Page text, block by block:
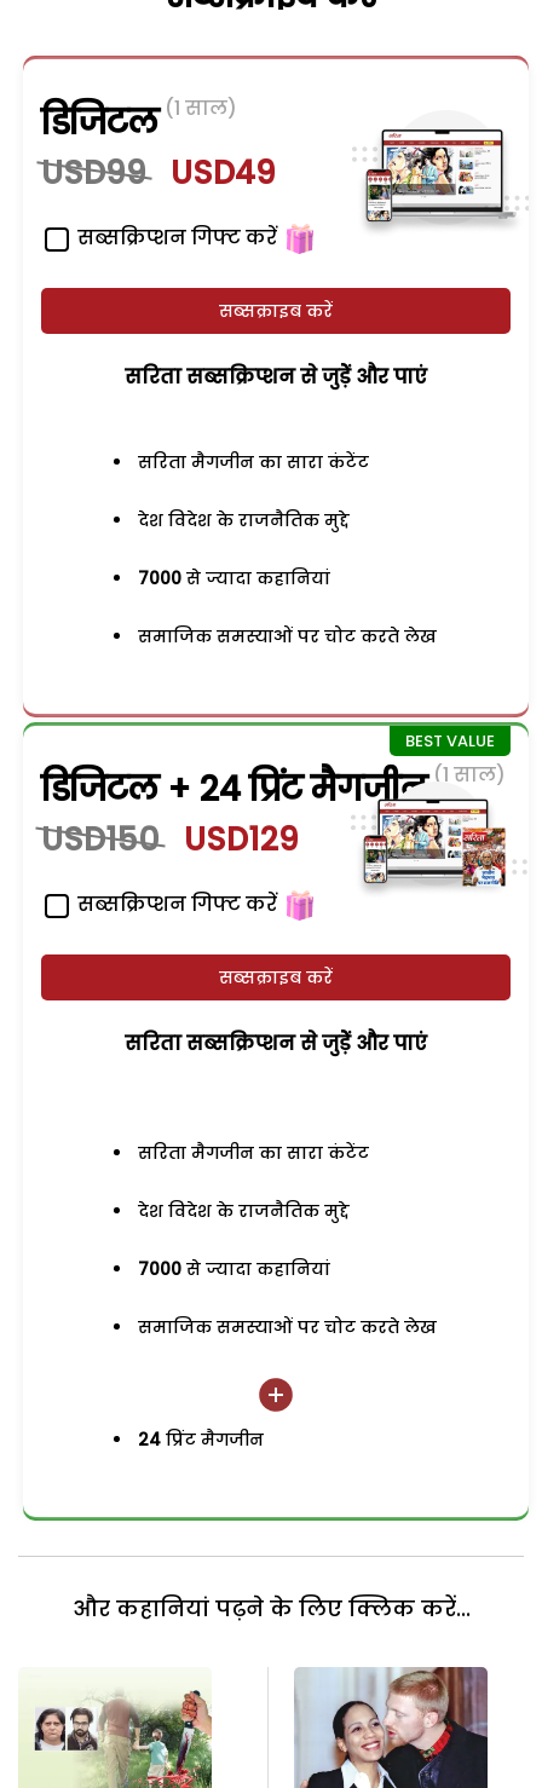
डिजिटल (1 साल)
USD99 USD49
सब्सक्रिप्शन गिफ्ट करें
सब्सक्राइब करें
सरिता सब्सक्रिप्शन से जुड़ेें और पाएं
सरिता मैगजीन का सारा कंटेंट
देश विदेश के राजनैतिक मुद्दे
7000 से ज्यादा कहानियां
समाजिक समस्याओं पर चोट करते लेख
डिजिटल + 24 प्रिंट मैगजीन (1 साल)
USD150 USD129
सब्सक्रिप्शन गिफ्ट करें
सब्सक्राइब करें
सरिता सब्सक्रिप्शन से जुड़ेें और पाएं
सरिता मैगजीन का सारा कंटेंट
देश विदेश के राजनैतिक मुद्दे
7000 से ज्यादा कहानियां
समाजिक समस्याओं पर चोट करते लेख
24 प्रिंट मैगजीन
और कहानियां पढ़ने के लिए क्लिक करें...